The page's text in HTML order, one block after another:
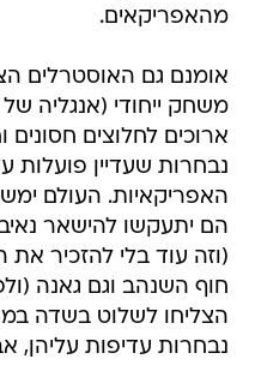
מהאפריקאים.
אומנם גם האוסטרלים
ארוכים לחלוצים
נבחרות שעדיין פועלות
האפריקאיות. העולם
הם יתעקשו להישאר
(וזה עוד בלי להזכיר את
חוף השנהב וגם גאנה
הצליחו לשלוט בשדה
נבחרות עדיפות עליהן,